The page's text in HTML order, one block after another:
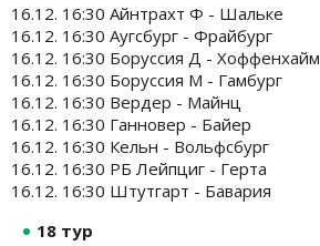
16.12. 16:30 Айнтрахт Ф - Шальке
16.12. 16:30 Аугсбург - Фрайбург
16.12. 16:30 Боруссия Д - Хоффенхайм
16.12. 16:30 Боруссия М - Гамбург
16.12. 16:30 Вердер - Майнц
16.12. 16:30 Ганновер - Байер
16.12. 16:30 Кельн - Вольфсбург
16.12. 16:30 РБ Лейпциг - Герта
16.12. 16:30 Штутгарт - Бавария
18 тур